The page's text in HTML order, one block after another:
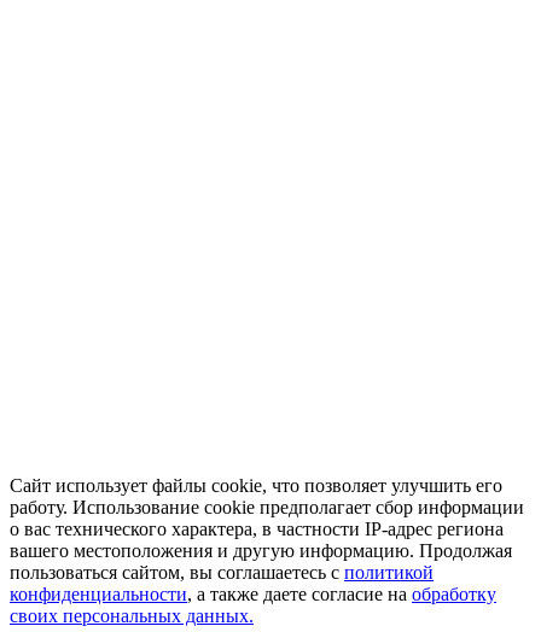
Сайт использует файлы cookie, что позволяет улучшить его
работу. Использование cookie предполагает сбор информации
о вас технического характера, в частности IP-адрес региона
вашего местоположения и другую информацию. Продолжая
пользоваться сайтом, вы соглашаетесь с политикой
конфиденциальности, а также даете согласие на обработку
своих персональных данных.